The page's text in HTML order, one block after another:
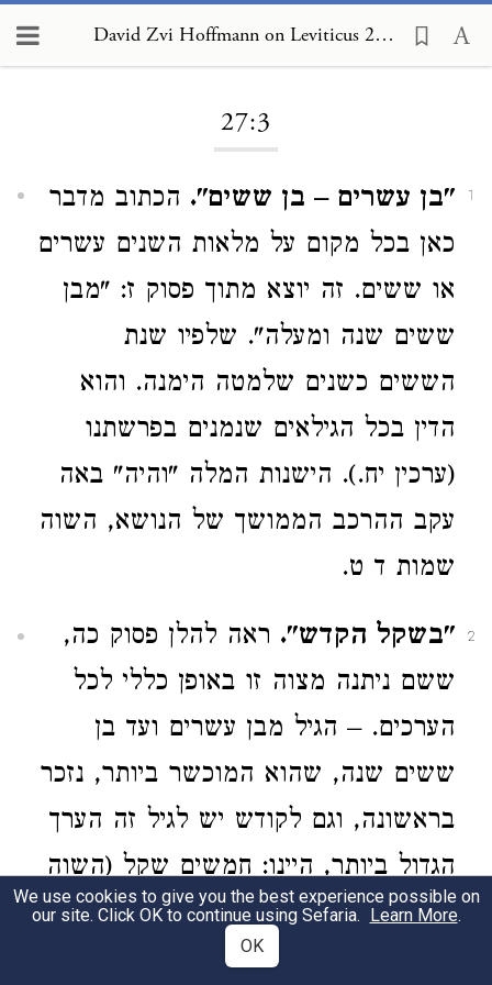
David Zvi Hoffmann on Leviticus 27:3
27:3
1 "בן עשרים – בן ששים". הכתוב מדבר
כאן בכל מקום על מלאות השנים עשרים
או ששים. זה יוצא מתוך פסוק ז: "מבן
ששים שנה ומעלה". שלפיו שנת
הששים כשנים שלמטה הימנה. והוא
הדין בכל הגילאים שנמנים בפרשתנו
(ערכין יח.). הישנות המלה "והיה" באה
עקב ההרכב הממושך של הנושא, השוה
שמות ד ט.
2 "בשקל הקדש". ראה להלן פסוק כה,
ששם ניתנה מצוה זו באופן כללי לכל
הערכים. – הגיל מבן עשרים ועד בן
ששים שנה, שהוא המוכשר ביותר, נזכר
בראשונה, וגם לקודש יש לגיל זה הערך
הגדול ביותר, היינו: חמשים שקל (השוה
מלכים-ב טו כ).
We use cookies to give you the best experience possible on
our site. Click OK to continue using Sefaria. Learn More.
OK